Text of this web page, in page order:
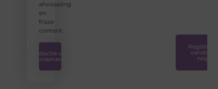
afwisseling
en
frisse
content.
Redactie van
Ondernemershuis
Registreer
vandaag
nog